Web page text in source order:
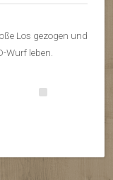
Los gezogen und
Wurf leben.